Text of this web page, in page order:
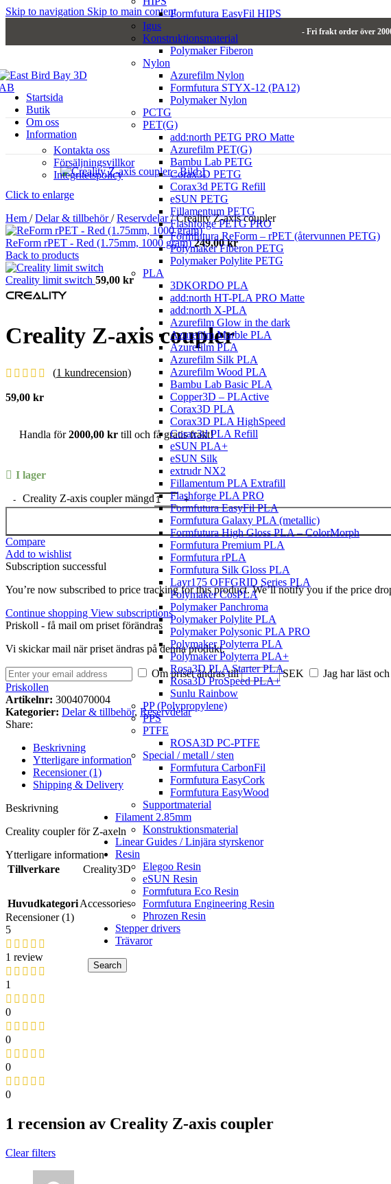
Skip to navigation Skip to main content
- Fri frakt order över
Formfutura EasyFil HIPS
Igus
Konstruktionsmaterial
Polymaker Fiberon
Nylon
Azurefilm Nylon
Formfutura STYX-12 (PA12)
Polymaker Nylon
PCTG
PET(G)
add:north PETG PRO Matte
Azurefilm PET(G)
Bambu Lab PETG
Corax3D PETG
Corax3d PETG Refill
eSUN PETG
Fillamentum PETG
Flashforge PETG PRO
Formfutura ReForm – rPET (återvunnen PETG)
Polymaker Fiberon PETG
Polymaker Polylite PETG
PLA
3DKORDO PLA
add:north HT-PLA PRO Matte
add:north X-PLA
Azurefilm Glow in the dark
Azurefilm Marble PLA
Azurefilm PLA
Azurefilm Silk PLA
Azurefilm Wood PLA
Bambu Lab Basic PLA
Copper3D – PLActive
Corax3D PLA
Corax3D PLA HighSpeed
Corax3d PLA Refill
eSUN PLA+
eSUN Silk
extrudr NX2
Fillamentum PLA Extrafill
Flashforge PLA PRO
Formfutura EasyFil PLA
Formfutura Galaxy PLA (metallic)
Formfutura High Gloss PLA – ColorMorph
Formfutura Premium PLA
Formfutura rPLA
Formfutura Silk Gloss PLA
Layr175 OFFGRID Series PLA
Polymaker CosPLA
Polymaker Panchroma
Polymaker Polylite PLA
Polymaker Polysonic PLA PRO
Polymaker Polyterra PLA
Polymaker Polyterra PLA+
Rosa3D PLA Starter PLA
Rosa3D ProSpeed PLA+
Sunlu Rainbow
PP (Polypropylene)
PPS
PTFE
ROSA3D PC-PTFE
Special / metall / sten
Formfutura CarbonFil
Formfutura EasyCork
Formfutura EasyWood
Supportmaterial
Filament 2.85mm
Konstruktionsmaterial
Linear Guides / Linjära styrskenor
Resin
Elegoo Resin
eSUN Resin
Formfutura Eco Resin
Formfutura Engineering Resin
Phrozen Resin
Stepper drivers
Trävaror
Search
Startsida
Butik
Om oss
Information
Kontakta oss
Försäljningsvillkor
Integritetspolicy
Click to enlarge
Hem / Delar & tillbehör/ Reservdelar/ Creality Z-axis coupler
ReForm rPET - Red (1.75mm, 1000 gram)249,00kr
Back to products
Creality limit switch 59,00 kr
Creality Z-axis coupler
(1 kundrecension)
59,00 kr
Handla för2000,00 kr till och få gratis frakt!
I lager
Creality Z-axis coupler mängd
Compare
Add to wishlist
Subscription successful
You’re now subscribed to price tracking for this product. We’ll notify you if the price
Continue shopping View subscriptions
Priskoll - få mail om priset förändras
Vi skickar mail när priset ändras på denna produkt.
Om priset ändras till SEK Jag har läst
Priskollen
Artikelnr: 3004070004
Kategorier: Delar & tillbehör, Reservdelar
Share:
Beskrivning
Ytterligare information
Recensioner (1)
Shipping & Delivery
Beskrivning
Creality coupler för Z-axeln
Ytterligare information
Tillverkare
Creality3D
HuvudkategoriAccessories
Recensioner (1)
5
1 review
1
0
0
0
0
1 recension av Creality Z-axis coupler
Clear filters